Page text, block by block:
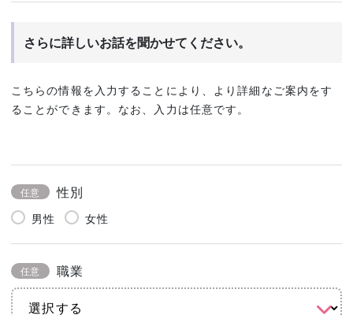
さらに詳しいお話を聞かせてください。
こちらの情報を入力することにより、より詳細なご案内をす
ることができます。なお、入力は任意です。
任意 性別
男性 女性
任意 職業